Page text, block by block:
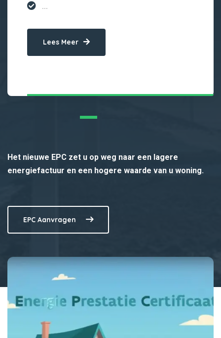
...
Lees Meer
Het nieuwe EPC zet u op weg naar een lagere
energiefactuur en een hogere waarde van u woning.
EPC Aanvragen